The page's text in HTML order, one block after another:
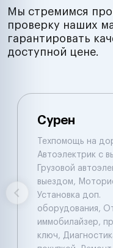
Мы стремимся
проверку наших
гарантировать
доступной цене.
Сурен
Техпомощь на
Автоэлектрик с
Грузовой
выездом,
Установка доп.
оборудования,
иммобилайзер,
ключ,